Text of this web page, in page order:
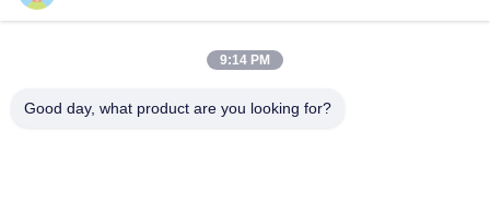
عنواننا
التكنولوجيا العالية، هيفي، أنهوي، الصين
9:14 PM
Good day, what product are you looking for?